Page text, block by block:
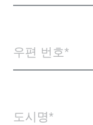
우편 번호
도시명